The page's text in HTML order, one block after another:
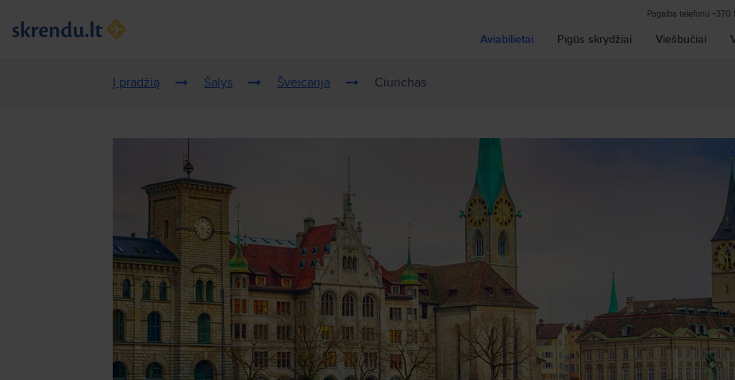
Pagalba telefonu +370
Aviabilietai Pigūs skrydžiai Viešbučiai
Į pradžią Šalys Šveicarija Ciurichas